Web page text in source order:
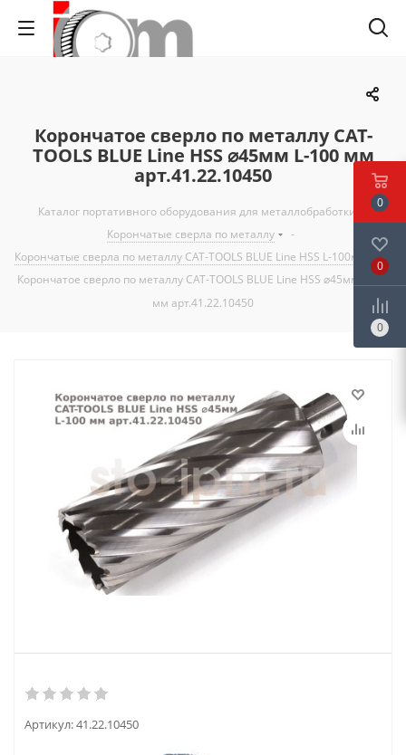
Корончатое сверло по металлу CAT-
TOOLS BLUE Line HSS ⌀45мм L-100 мм
арт.41.22.10450
Каталог портативного оборудования для металлобработки
Корончатые сверла по металлу
-
Корончатые сверла по металлу CAT-TOOLS BLUE Line HSS L-100мм
-
Корончатое сверло по металлу CAT-TOOLS BLUE Line HSS ⌀45мм L-100
мм арт.41.22.10450
Артикул:41.22.10450
0
0
0